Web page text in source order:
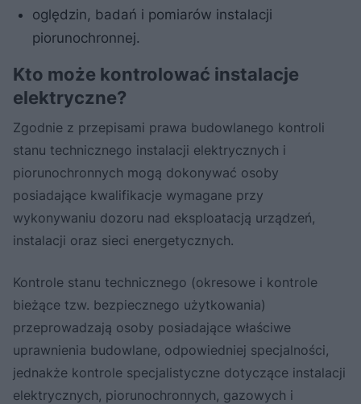
oględzin, badań i pomiarów instalacji
piorunochronnej.
Kto może kontrolować instalacje
elektryczne?
Zgodnie z przepisami prawa budowlanego kontroli
stanu technicznego instalacji elektrycznych i
piorunochronnych mogą dokonywać osoby
posiadające kwalifikacje wymagane przy
wykonywaniu dozoru nad eksploatacją urządzeń,
instalacji oraz sieci energetycznych.
Kontrole stanu technicznego (okresowe i kontrole
bieżące tzw. bezpiecznego użytkowania)
przeprowadzają osoby posiadające właściwe
uprawnienia budowlane, odpowiedniej specjalności,
jednakże kontrole specjalistyczne dotyczące instalacji
elektrycznych, piorunochronnych, gazowych i